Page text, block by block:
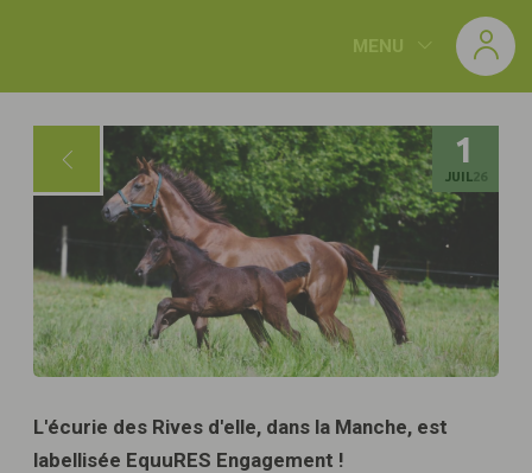
MENU
1
JUIL 26
L'écurie des Rives d'elle, dans la Manche, est
labellisée EquuRES Engagement !